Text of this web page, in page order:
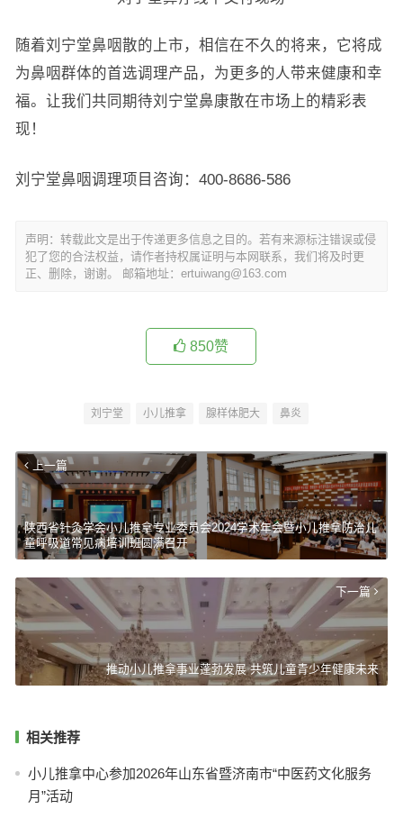
随着刘宁堂鼻咽散的上市，相信在不久的将来，它将成
为鼻咽群体的首选调理产品，为更多的人带来健康和幸
福。让我们共同期待刘宁堂鼻康散在市场上的精彩表
现！
刘宁堂鼻咽调理项目咨询：400-8686-586
声明：转载此文是出于传递更多信息之目的。若有来源标注错误或侵
犯了您的合法权益，请作者持权属证明与本网联系，我们将及时更
正、删除，谢谢。 邮箱地址：ertuiwang@163.com
850赞
刘宁堂 小儿推拿 腺样体肥大 鼻炎
上一篇
陕西省针灸学会小儿推拿专业委员会2024学术年会暨小儿推拿防治儿
童呼吸道常见病培训班圆满召开
下一篇
推动小儿推拿事业蓬勃发展 共筑儿童青少年健康未来
相关推荐
小儿推拿中心参加2026年山东省暨济南市“中医药文化服务
月”活动